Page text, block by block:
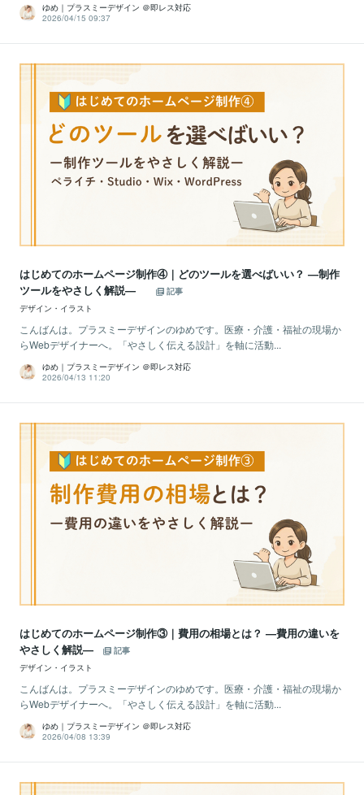
ゆめ｜プラスミーデザイン ＠即レス対応
2026/04/15 09:37
はじめてのホームページ制作④｜どのツールを選べばいい？ —制作
ツールをやさしく解説—
記事
デザイン・イラスト
こんばんは。プラスミーデザインのゆめです。医療・介護・福祉の現場か
らWebデザイナーへ。「やさしく伝える設計」を軸に活動...
ゆめ｜プラスミーデザイン ＠即レス対応
2026/04/13 11:20
はじめてのホームページ制作③｜費用の相場とは？ —費用の違いを
やさしく解説—
記事
デザイン・イラスト
こんばんは。プラスミーデザインのゆめです。医療・介護・福祉の現場か
らWebデザイナーへ。「やさしく伝える設計」を軸に活動...
ゆめ｜プラスミーデザイン ＠即レス対応
2026/04/08 13:39